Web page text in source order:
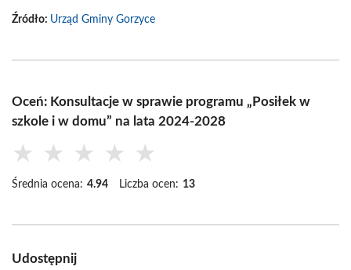
Źródło: Urząd Gminy Gorzyce
Oceń: Konsultacje w sprawie programu „Posiłek w
szkole i w domu” na lata 2024-2028
★ ★ ★ ★ ★
Średnia ocena: 4.94 Liczba ocen: 13
Udostępnij